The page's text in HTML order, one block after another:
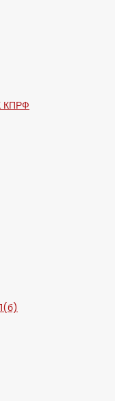
КПРФ